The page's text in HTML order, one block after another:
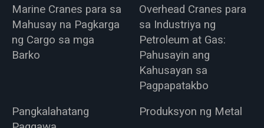
Marine Cranes para sa
Mahusay na Pagkarga
ng Cargo sa mga
Barko
Overhead Cranes para
sa Industriya ng
Petroleum at Gas:
Pahusayin ang
Kahusayan sa
Pagpapatakbo
Pangkalahatang
Produksyon ng Metal